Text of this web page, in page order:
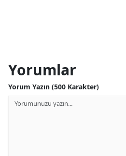
Yorumlar
Yorum Yazın (500 Karakter)